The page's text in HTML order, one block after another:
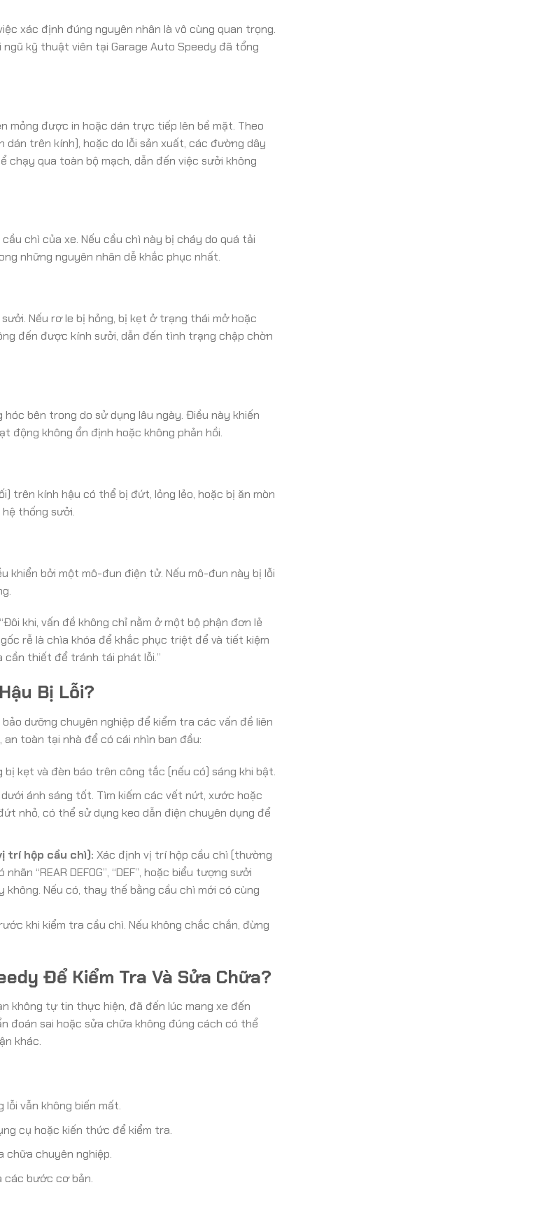
xác định đúng nguyên nhân là vô cùng quan trọng.
kỹ thuật viên tại Garage Auto Speedy đã tổng
mỏng được in hoặc dán trực tiếp lên bề mặt. Theo
dán trên kính), hoặc do lỗi sản xuất, các đường dây
qua toàn bộ mạch, dẫn đến việc sưởi không
chì của xe. Nếu cầu chì này bị cháy do quá tải
những nguyên nhân dễ khắc phục nhất.
Nếu rơ le bị hỏng, bị kẹt ở trạng thái mở hoặc
đến được kính sưởi, dẫn đến tình trạng chập chờn
bên trong do sử dụng lâu ngày. Điều này khiến
không ổn định hoặc không phản hồi.
trên kính hậu có thể bị đứt, lỏng lẻo, hoặc bị ăn mòn
thống sưởi.
khiển bởi một mô-đun điện tử. Nếu mô-đun này bị lỗi
“Đôi khi, vấn đề không chỉ nằm ở một bộ phận đơn lẻ
rễ là chìa khóa để khắc phục triệt để và tiết kiệm
cần thiết để tránh tái phát lỗi.”
Bị Lỗi?
dưỡng chuyên nghiệp để kiểm tra các vấn đề liên
toàn tại nhà để có cái nhìn ban đầu:
kẹt và đèn báo trên công tắc (nếu có) sáng khi bật.
ánh sáng tốt. Tìm kiếm các vết nứt, xước hoặc
nhỏ, có thể sử dụng keo dẫn điện chuyên dụng để
trí hộp cầu chì): Xác định vị trí hộp cầu chì (thường
“REAR DEFOG”, “DEF”, hoặc biểu tượng sưởi
Nếu có, thay thế bằng cầu chì mới có cùng
khi kiểm tra cầu chì. Nếu không chắc chắn, đừng
Để Kiểm Tra Và Sửa Chữa?
không tự tin thực hiện, đã đến lúc mang xe đến
đoán sai hoặc sửa chữa không đúng cách có thể
khác.
vẫn không biến mất.
cụ hoặc kiến thức để kiểm tra.
chuyên nghiệp.
các bước cơ bản.